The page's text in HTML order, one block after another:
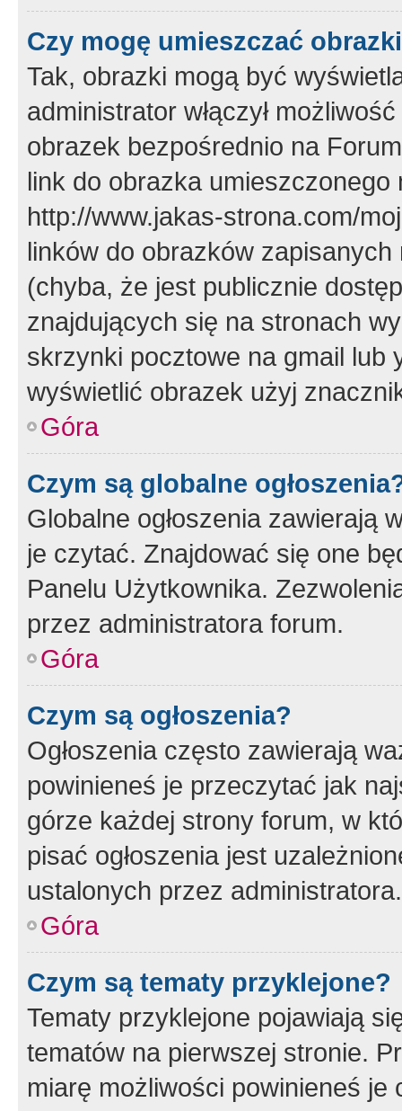
Czy mogę umieszczać
Tak, obrazki mogą być
administrator włączył
obrazek bezpośrednio na
link do obrazka
http://www.jakas-strona.com/
linków do obrazków
(chyba, że jest publicznie
znajdujących się na stronach
skrzynki pocztowe na gmail lub
wyświetlić obrazek użyj
Góra
Czym są globalne
Globalne ogłoszenia zawierają
je czytać. Znajdować się one
Panelu Użytkownika.
przez administratora forum.
Góra
Czym są ogłoszenia?
Ogłoszenia często zawierają
powinieneś je przeczytać jak
górze każdej strony forum, w
pisać ogłoszenia jest
ustalonych przez administratora.
Góra
Czym są tematy przyklejone?
Tematy przyklejone pojawiają
tematów na pierwszej stronie.
miarę możliwości powinieneś je